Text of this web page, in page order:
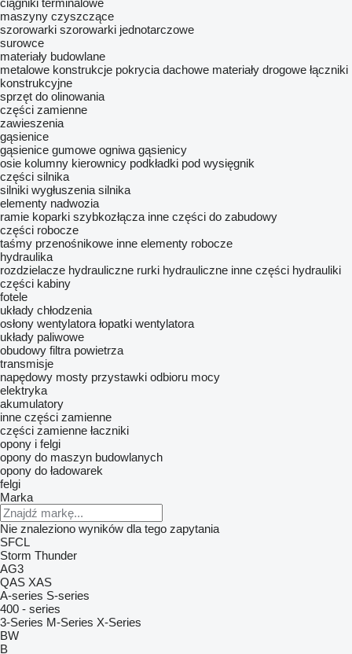
ciągniki terminalowe
maszyny czyszczące
szorowarki szorowarki jednotarczowe
surowce
materiały budowlane
metalowe konstrukcje pokrycia dachowe materiały drogowe łączniki
konstrukcyjne
sprzęt do olinowania
części zamienne
zawieszenia
gąsienice
gąsienice gumowe ogniwa gąsienicy
osie kolumny kierownicy podkładki pod wysięgnik
części silnika
silniki wygłuszenia silnika
elementy nadwozia
ramie koparki szybkozłącza inne części do zabudowy
części robocze
taśmy przenośnikowe inne elementy robocze
hydraulika
rozdzielacze hydrauliczne rurki hydrauliczne inne części hydrauliki
części kabiny
fotele
układy chłodzenia
osłony wentylatora łopatki wentylatora
układy paliwowe
obudowy filtra powietrza
transmisje
napędowy mosty przystawki odbioru mocy
elektryka
akumulatory
inne części zamienne
części zamienne łaczniki
opony i felgi
opony do maszyn budowlanych
opony do ładowarek
felgi
Marka
Nie znaleziono wyników dla tego zapytania
SFCL
Storm Thunder
AG3
QAS XAS
A-series S-series
400 - series
3-Series M-Series X-Series
BW
B